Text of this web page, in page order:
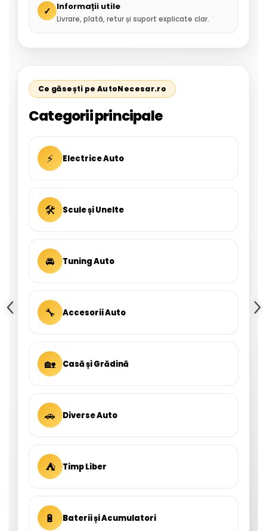
✓ Informații utile
Livrare, plată, retur și suport explicate clar.
Ce găsești pe AutoNecesar.ro
Categorii principale
⚡ Electrice Auto
🛠 Scule și Unelte
🚘 Tuning Auto
🔧 Accesorii Auto
🏡 Casă și Grădină
🚗 Diverse Auto
⛺ Timp Liber
🔋 Baterii și Acumulatori